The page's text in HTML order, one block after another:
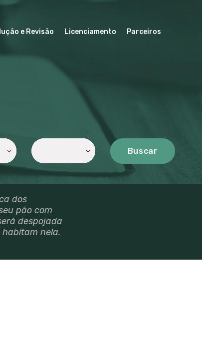
e Revisão Licenciamento Parceiros
Buscar
dos
pão com
despojada
nela.